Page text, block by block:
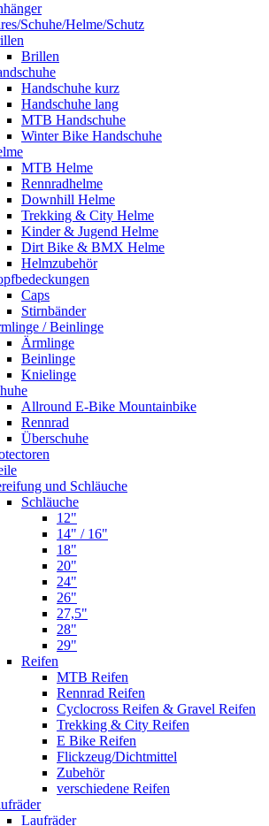
Schuhe/Helme/Schutz
Brillen
Handschuhe kurz
Handschuhe lang
MTB Handschuhe
Winter Bike Handschuhe
MTB Helme
Rennradhelme
Downhill Helme
Trekking & City Helme
Kinder & Jugend Helme
Dirt Bike & BMX Helme
Helmzubehör
Caps
Stirnbänder
/ Beinlinge
Ärmlinge
Beinlinge
Knielinge
Allround E-Bike Mountainbike
Rennrad
Überschuhe
und Schläuche
Schläuche
12"
14" / 16"
18"
20"
24"
26"
27,5"
28"
29"
Reifen
MTB Reifen
Rennrad Reifen
Cyclocross Reifen & Gravel Reifen
Trekking & City Reifen
E Bike Reifen
Flickzeug/Dichtmittel
Zubehör
verschiedene Reifen
Laufräder